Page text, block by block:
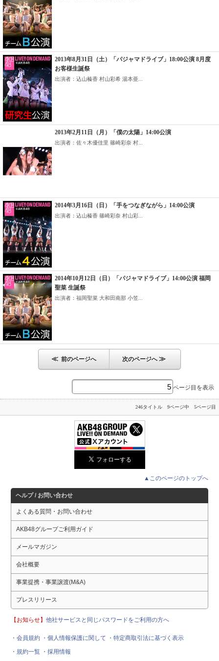
2013年8月31日（土）「パジャマドライブ」18:00公演 8月度
お客様生誕祭
出演者：込山榛香 村山彩希 湯本亜...
2013年2月11日（月）「僕の太陽」14:00公演
出演者：佐々木優佳里 篠崎彩奈 村...
2014年3月16日（日）「手をつなぎながら」14:00公演
出演者：込山榛香 篠崎彩奈 村山彩...
2014年10月12日（日）「パジャマドライブ」14:00公演 福岡
聖菜 生誕祭
出演者：福岡聖菜 大和田南那 小笠...
≪ 前のページへ 次のページへ≫
ページ目を表示
246タイトル 9ページ中 5ページ目
▲このページのトップへ
ヘルプ / お問い合わせ
よくある質問・お問い合わせ
AKB48グループご利用ガイド
メールマガジン
会社概要
事業提携・事業譲渡(M&A)
プレスリリース
【お知らせ】他社サービスと同じパスワードをご利用の方へ
・会員規約 ・個人情報保護に関して
・特定商取引法に基づく表示
・規約一覧 ・採用情報